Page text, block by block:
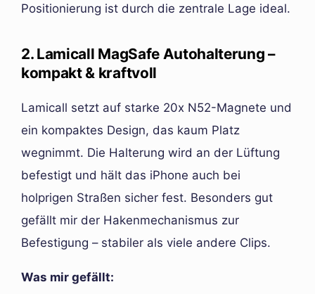
Positionierung ist durch die zentrale Lage ideal.
2. Lamicall MagSafe Autohalterung –
kompakt & kraftvoll
Lamicall setzt auf starke 20x N52-Magnete und
ein kompaktes Design, das kaum Platz
wegnimmt. Die Halterung wird an der Lüftung
befestigt und hält das iPhone auch bei
holprigen Straßen sicher fest. Besonders gut
gefällt mir der Hakenmechanismus zur
Befestigung – stabiler als viele andere Clips.
Was mir gefällt: